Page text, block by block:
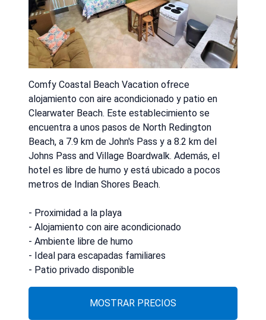
Comfy Coastal Beach Vacation ofrece
alojamiento con aire acondicionado y patio en
Clearwater Beach. Este establecimiento se
encuentra a unos pasos de North Redington
Beach, a 7.9 km de John's Pass y a 8.2 km del
Johns Pass and Village Boardwalk. Además, el
hotel es libre de humo y está ubicado a pocos
metros de Indian Shores Beach.
- Proximidad a la playa
- Alojamiento con aire acondicionado
- Ambiente libre de humo
- Ideal para escapadas familiares
- Patio privado disponible
MOSTRAR PRECIOS